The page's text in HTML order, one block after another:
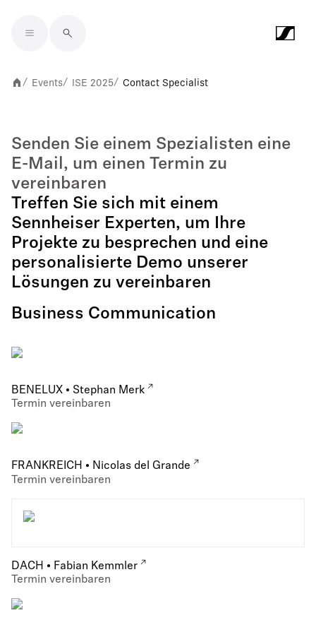
/ Events/ ISE 2025/ Contact Specialist
Senden Sie einem Spezialisten eine
E-Mail, um einen Termin zu
vereinbaren
Treffen Sie sich mit einem
Sennheiser Experten, um Ihre
Projekte zu besprechen und eine
personalisierte Demo unserer
Lösungen zu vereinbaren
Business Communication
BENELUX • Stephan Merk
Termin vereinbaren
FRANKREICH • Nicolas del Grande
Termin vereinbaren
DACH • Fabian Kemmler
Termin vereinbaren